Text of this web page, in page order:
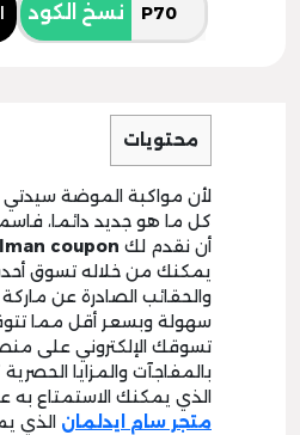
نسخ الكود
محتويات
لأن مواكبة الموضة
كل ما هو جديد دائما،
أن نقدم لك coupon
يمكنك من خلاله تسوق
والحقائب الصادرة عن
سهولة وبسعر أقل مما
تسوقك الإلكتروني على
بالمفاجآت والمزايا
الذي يمكنك الاستمتاع به
متجر سام ايدلمان الذي